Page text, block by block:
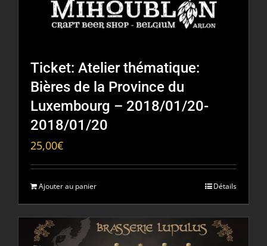
Ticket: Atelier thématique:
Bières de la Province du
Luxembourg – 2018/01/20-
2018/01/20
25,00€
Ajouter au panier Détails